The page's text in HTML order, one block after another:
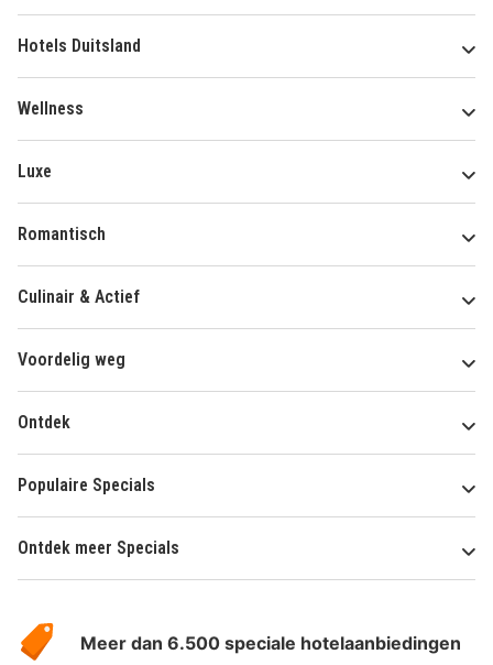
Hotels Duitsland
Wellness
Luxe
Romantisch
Culinair & Actief
Voordelig weg
Ontdek
Populaire Specials
Ontdek meer Specials
HotelSpecials
Meer dan 6.500 speciale hotelaanbiedingen